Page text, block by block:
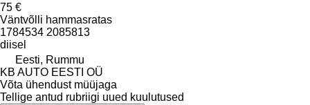
75 €
Väntvõlli hammasratas
1784534 2085813
diisel
Eesti, Rummu
KB AUTO EESTI OÜ
Võta ühendust müüjaga
Tellige antud rubriigi uued kuulutused